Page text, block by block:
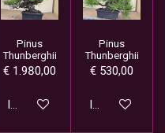
Pinus
Thunberghii
€ 1.980,00
In winkelwagen
Pinus
Thunberghii
€ 530,00
In